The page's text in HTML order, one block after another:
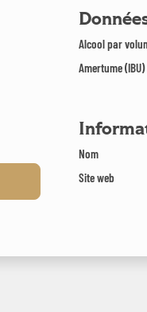
Alcool par
Amertume (IBU)
Nom
Site web